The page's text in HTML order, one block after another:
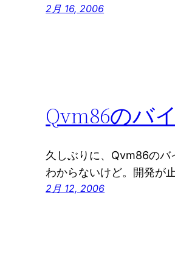
2月 16, 2006
Qvm86のバ
久しぶりに、Qvm86のバ
わからないけど。開発が
2月 12, 2006